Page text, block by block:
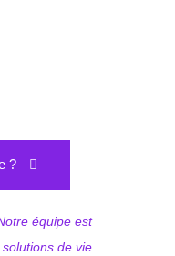
?
équipe est
de vie.